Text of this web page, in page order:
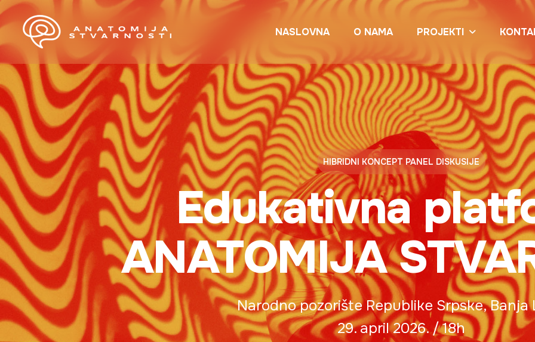
NASLOVNA O NAMA PROJEKTI
HIBRIDNI KONCEPT PANEL DISKUSIJE
Edukativna
ANATOMIJA
Narodno pozorište Republike Srpske, Banja
29. april 2026. / 18h